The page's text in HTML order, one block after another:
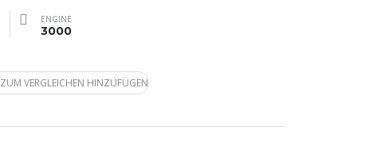
ENGINE
3000
ZUM VERGLEICHEN HINZUFÜGEN